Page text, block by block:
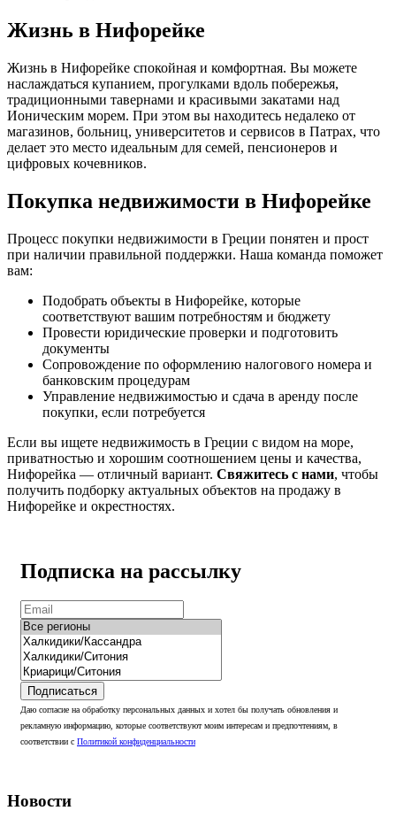
Жизнь в Нифорейке
Жизнь в Нифорейке спокойная и комфортная. Вы можете
наслаждаться купанием, прогулками вдоль побережья,
традиционными тавернами и красивыми закатами над
Ионическим морем. При этом вы находитесь недалеко от
магазинов, больниц, университетов и сервисов в Патрах, что
делает это место идеальным для семей, пенсионеров и
цифровых кочевников.
Покупка недвижимости в Нифорейке
Процесс покупки недвижимости в Греции понятен и прост
при наличии правильной поддержки. Наша команда поможет
вам:
Подобрать объекты в Нифорейке, которые
соответствуют вашим потребностям и бюджету
Провести юридические проверки и подготовить
документы
Сопровождение по оформлению налогового номера и
банковским процедурам
Управление недвижимостью и сдача в аренду после
покупки, если потребуется
Если вы ищете недвижимость в Греции с видом на море,
приватностью и хорошим соотношением цены и качества,
Нифорейка — отличный вариант. Свяжитесь с нами, чтобы
получить подборку актуальных объектов на продажу в
Нифорейке и окрестностях.
Подписка на рассылку
Подписаться
Даю согласие на обработку персональных данных и хотел бы получать обновления и
рекламную информацию, которые соответствуют моим интересам и предпочтениям, в
соответствии с Политикой конфиденциальности
Новости